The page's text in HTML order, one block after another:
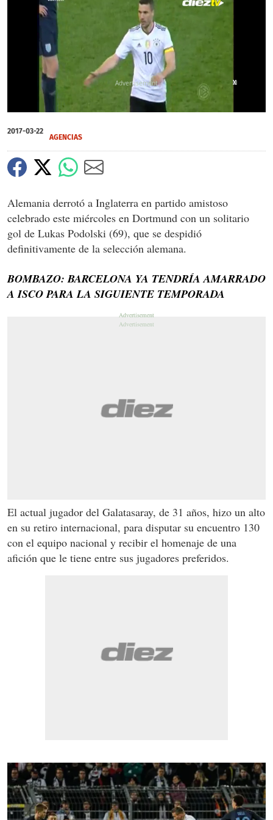
seconds
of
seconds
X
X
X
2017-03-22
AGENCIAS
Alemania derrotó a Inglaterra en partido amistoso
celebrado este miércoles en Dortmund con un solitario
gol de Lukas Podolski (69), que se despidió
definitivamente de la selección alemana.
BOMBAZO: BARCELONA YA TENDRÍA AMARRADO
A ISCO PARA LA SIGUIENTE TEMPORADA
El actual jugador del Galatasaray, de 31 años, hizo un alto
en su retiro internacional, para disputar su encuentro 130
con el equipo nacional y recibir el homenaje de una
afición que le tiene entre sus jugadores preferidos.